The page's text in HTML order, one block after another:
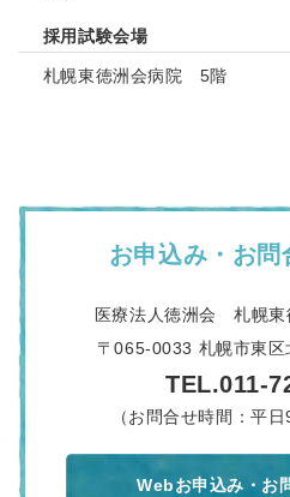
採用試験会場
札幌東徳洲会病院 5階
お申込み・お問
医療法人徳洲会 札幌
〒065-0033 札幌市東区
TEL.011-
（お問合せ時間：平
Webお申込み・お